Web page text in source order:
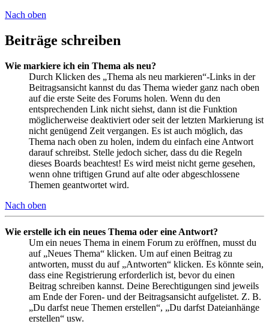
Nach oben
Beiträge schreiben
Wie markiere ich ein Thema als neu?
Durch Klicken des „Thema als neu markieren“-Links in der
Beitragsansicht kannst du das Thema wieder ganz nach oben
auf die erste Seite des Forums holen. Wenn du den
entsprechenden Link nicht siehst, dann ist die Funktion
möglicherweise deaktiviert oder seit der letzten Markierung ist
nicht genügend Zeit vergangen. Es ist auch möglich, das
Thema nach oben zu holen, indem du einfach eine Antwort
darauf schreibst. Stelle jedoch sicher, dass du die Regeln
dieses Boards beachtest! Es wird meist nicht gerne gesehen,
wenn ohne triftigen Grund auf alte oder abgeschlossene
Themen geantwortet wird.
Nach oben
Wie erstelle ich ein neues Thema oder eine Antwort?
Um ein neues Thema in einem Forum zu eröffnen, musst du
auf „Neues Thema“ klicken. Um auf einen Beitrag zu
antworten, musst du auf „Antworten“ klicken. Es könnte sein,
dass eine Registrierung erforderlich ist, bevor du einen
Beitrag schreiben kannst. Deine Berechtigungen sind jeweils
am Ende der Foren- und der Beitragsansicht aufgelistet. Z. B.
„Du darfst neue Themen erstellen“, „Du darfst Dateianhänge
erstellen“ usw.